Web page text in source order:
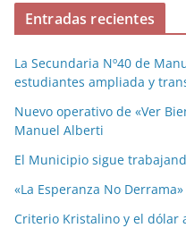
Entradas recientes
La Secundaria Nº40 de
estudiantes ampliada y
Nuevo operativo de «Ver
Manuel Alberti
El Municipio sigue
«La Esperanza No Derrama»
Criterio Kristalino y el dólar